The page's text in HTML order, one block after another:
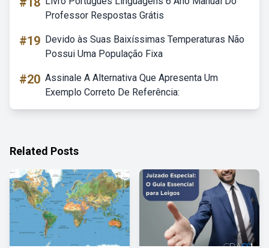
Professor Respostas Grátis
#19 Devido às Suas Baixíssimas Temperaturas Não
Possui Uma População Fixa
#20 Assinale A Alternativa Que Apresenta Um
Exemplo Correto De Referência:
Related Posts